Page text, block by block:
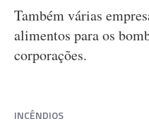
Também várias
alimentos para os
corporações.
INCÊNDIOS